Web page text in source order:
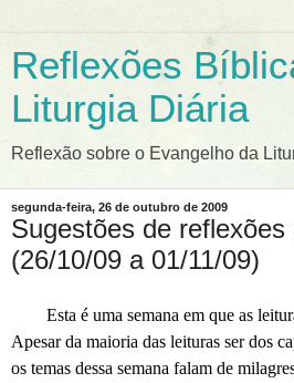
Reflexões
Liturgia Diária
Reflexão sobre o Evangelho da
segunda-feira, 26 de outubro de 2009
Sugestões de
(26/10/09 a 01/11/09)
Esta é uma semana em que as
Apesar da maioria das leituras ser dos
os temas dessa semana falam de